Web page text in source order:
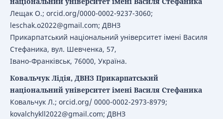
Лещак О.; orcid.org/0000-0002-9237-3060;
leschak.o2022@gmail.com; ДВНЗ
Прикарпатський національний університет імені Василя
Стефаника, вул. Шевченка, 57,
Івано-Франківськ, 76000, Україна.
Ковальчук Лідія, ДВНЗ Прикарпатський
національний університет імені Василя Стефаника
Ковальчук Л.; orcid.org/ 0000-0002-2973-8979;
kovalchykll2022@gmail.com; ДВНЗ